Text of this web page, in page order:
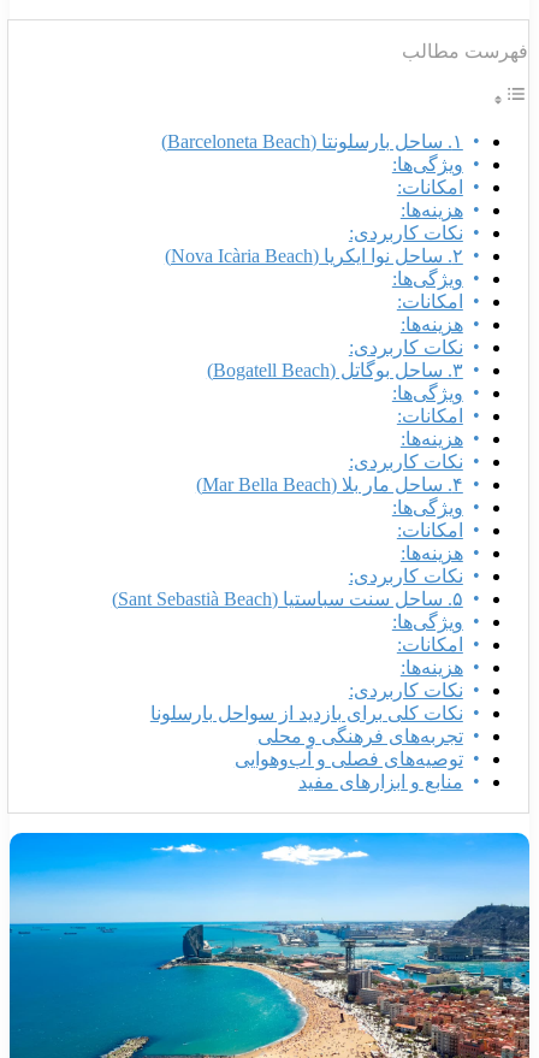
مطالب
۱. ساحل بارسلونتا (Barceloneta Beach)
ویژگی‌ها:
امکانات:
هزینه‌ها:
نکات کاربردی:
۲. ساحل نوا ایکریا (Nova Icària Beach)
ویژگی‌ها:
امکانات:
هزینه‌ها:
نکات کاربردی:
۳. ساحل بوگاتل (Bogatell Beach)
ویژگی‌ها:
امکانات:
هزینه‌ها:
نکات کاربردی:
۴. ساحل مار بلا (Mar Bella Beach)
ویژگی‌ها:
امکانات:
هزینه‌ها:
نکات کاربردی:
۵. ساحل سنت سباستیا (Sant Sebastià Beach)
ویژگی‌ها:
امکانات:
هزینه‌ها:
نکات کاربردی:
نکات کلی برای بازدید از سواحل بارسلونا
تجربه‌های فرهنگی و محلی
توصیه‌های فصلی و آب‌وهوایی
منابع و ابزارهای مفید